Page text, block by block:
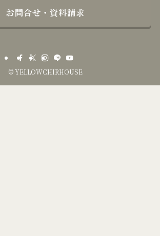
お問合せ・資料請求
©YELLOWCHIRHOUSE